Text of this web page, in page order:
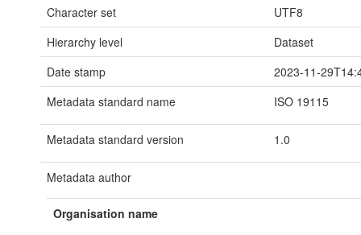
Character set
UTF8
Hierarchy level
Dataset
Date stamp
2023-11-
Metadata standard name
ISO 19115
Metadata standard version 1.0
Metadata author
Organisation name